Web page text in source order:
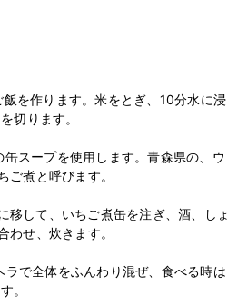
を作ります。米をとぎ、10分水に浸
切ります。
スープを使用します。青森県の、ウ
ご煮と呼びます。
して、いちご煮缶を注ぎ、酒、しょ
わせ、炊きます。
で全体をふんわり混ぜ、食べる時は
。